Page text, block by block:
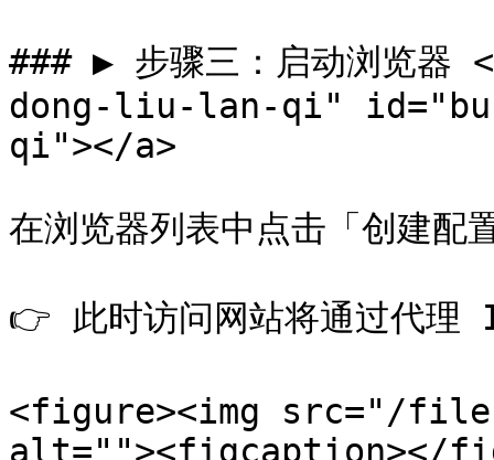
### ▶️ 步骤三：启动浏览
dong-liu-lan-qi"
qi"></a>
在浏览器列表中点击「创建配
👉 此时访问网站将通过代理
<figure><img src="/
alt=""><figcaption></